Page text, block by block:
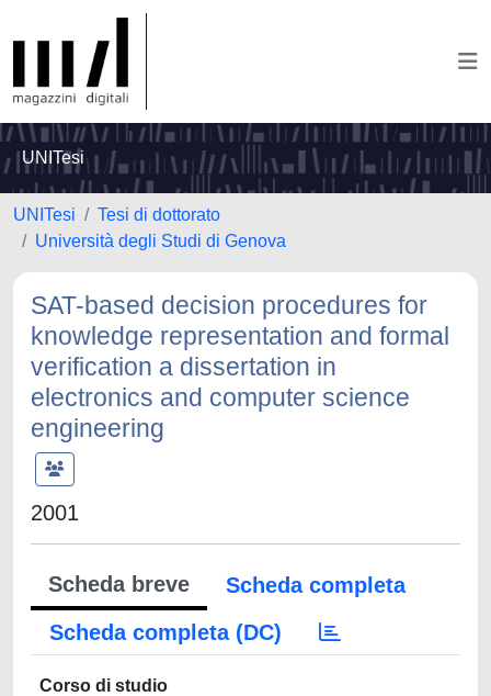
UNITesi
UNITesi
Tesi di dottorato
Università degli Studi di Genova
SAT-based decision procedures for
knowledge representation and formal
verification a dissertation in
electronics and computer science
engineering
2001
Scheda breve
Scheda completa
Scheda completa (DC)
Corso di studio